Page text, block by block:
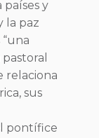
países y
la paz
relaciona
sus
pontífice